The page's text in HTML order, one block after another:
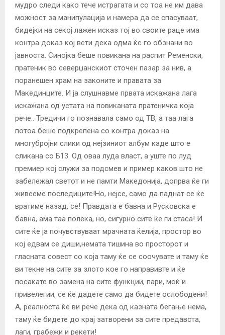
мудро следи како тече истрагата и со тоа не им дава
можност за манипулација и намера да се спасуваат,
бидејки на секој лажен исказ тој во своите раце има
контра доказ кој вети дека одма ќе го обзнани во
јавноста. Синојка беше повикана на распит Ременски,
пратеник во северџанскиот сточен пазар за нив, а
поранешен храм на законите и правата за
Макединците. И ја слушнавме првата искажана лага
искажана од устата на повиканата пратеничка која
рече.. Тредичи го познавала само од ТВ, а таа лага
потоа беше подкрепена со контра доказ на
многубројни слики од нејзиниот албум каде што е
сликана со Б13. Од оваа луда власт, а уште по луд
премиер кој служи за подсмев и пример каков што не
забележал светот и не памти Македонија, допрва ќе ги
живееме последиците!Но, нејсе, само да паднат се ќе
вратиме назад, се! Правдата е бавна и Русковска е
бавна, ама таа полека, но, сигурно сите ќе ги стаса! И
сите ќе ја почувствуваат мрачната ќелија, простор во
кој едвам се диши,немата тишина во просторот и
гласната совест со која таму ќе се соочувате и таму ќе
ви текне на сите за злото кое го направивте и ќе
посакате во замена на сите функции, пари, моќ и
привелегии, се ќе дадете само да бидете ослободени!
А, реалноста ќе ви рече дека од казната бегање нема,
таму ќе бидете до крај затворени за сите предавста,
лаги, грабежи и рекети!